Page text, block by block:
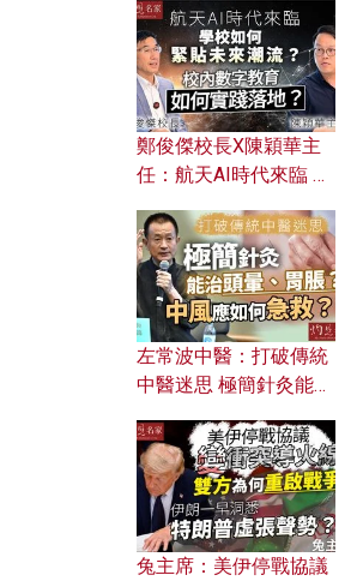
鄭俊傑校長X陳穎華主
任：航天AI時代來臨 學
校內數字教育如何實踐
落地？
左常波中醫：打破傳統
中醫迷思 極簡針灸能治
何急救？
兔主席：美伊停戰協議